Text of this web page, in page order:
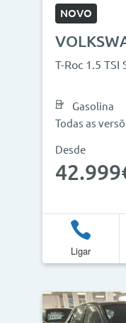
NOVO
T-Roc 1.5 TSI
Gasolina
Todas as
Desde
Ligar